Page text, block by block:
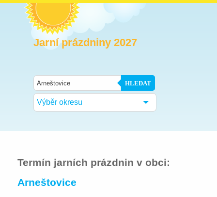
Jarní prázdniny 2027
HLEDAT
Výběr okresu
Termín jarních prázdnin v obci:
Arneštovice